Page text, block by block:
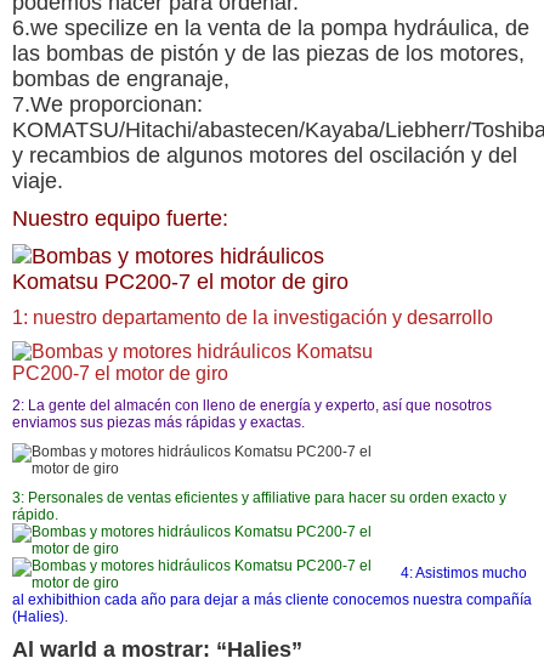
6.we specilize en la venta de la pompa hydráulica, de
las bombas de pistón y de las piezas de los motores,
bombas de engranaje,
7.We proporcionan:
KOMATSU/Hitachi/abastecen/Kayaba/Liebherr/
y recambios de algunos motores del oscilación y del
viaje.
Nuestro equipo fuerte:
1: nuestro departamento de la investigación y desarrollo
2: La gente del almacén con lleno de energía y experto, así que nosotros
enviamos sus piezas más rápidas y exactas.
3: Personales de ventas eficientes y affiliative para hacer su orden exacto y
rápido.
4: Asistimos mucho
al exhibithion cada año para dejar a más cliente conocemos nuestra compañía
(Halies).
Al warld a mostrar: “Halies”